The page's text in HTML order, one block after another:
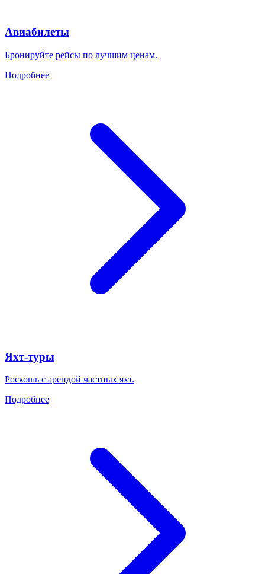
Авиабилеты
Бронируйте рейсы по лучшим ценам.
Подробнее
Яхт-туры
Роскошь с арендой частных яхт.
Подробнее